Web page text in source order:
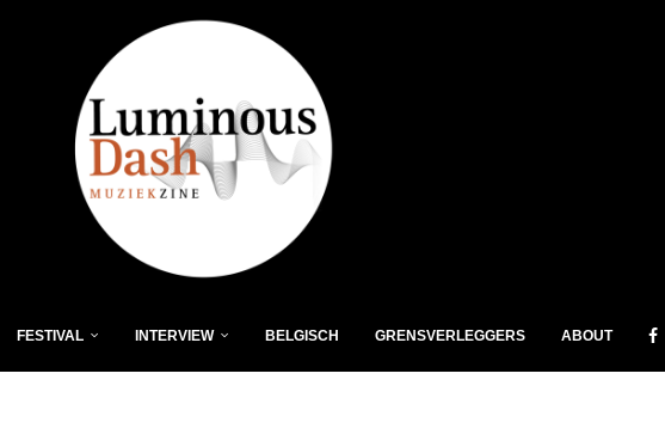
FESTIVAL INTERVIEW BELGISCH GRENSVERLEGGERS ABOUT